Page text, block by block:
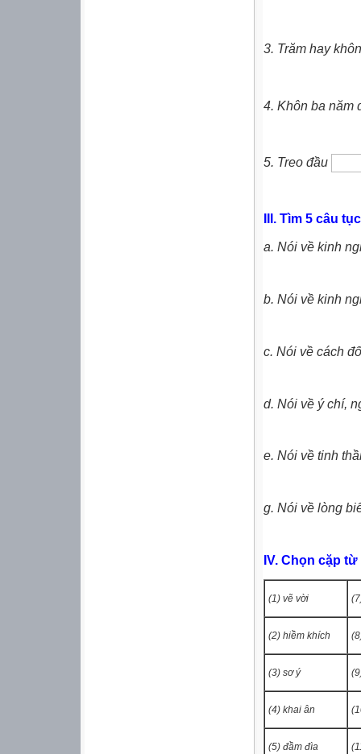
3. Trăm hay
4. Khôn ba năm
5. Treo đầu
III. Tìm 5 câu
a. Nói về kinh
b. Nói về kinh
c. Nói về cách
d. Nói về ý chí,
e. Nói về tinh
g. Nói về lòng
IV. Chọn cặp
(1) vẽ vời
(2) hiềm khích
(3) sơ ý
(4) khai ân
(5) đầm đìa